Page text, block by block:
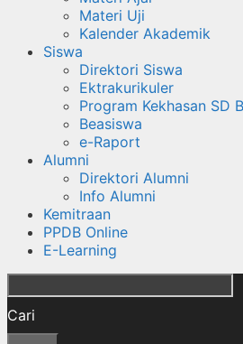
Materi Uji
Kalender Akademik
Siswa
Direktori Siswa
Ektrakurikuler
Program Kekhasan SD
Beasiswa
e-Raport
Alumni
Direktori Alumni
Info Alumni
Kemitraan
PPDB Online
E-Learning
Cari